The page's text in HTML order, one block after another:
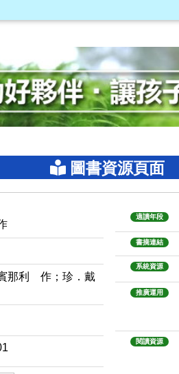
圖書資源頁面
那利 作；珍．戴
適讀年段
書摘連結
系統資源
推廣運用
閱讀資源